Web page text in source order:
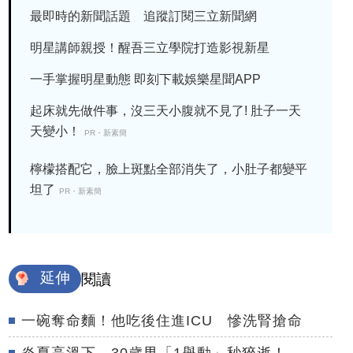
最即時的新聞話題 追蹤訂閱三立新聞網
明星講師親授！醒吾三立學院打造影視新星
一手掌握明星動態 即刻下載娛樂星聞APP
起床就先做件事，沒三天小腹就不見了! 肚子一天
天變小！
PR・新素簡
檸檬搭配它，臉上斑點全部消失了，小肚子都變平
坦了
PR・新素簡
延伸 閱讀
一碗奪命麵！他吃後住進ICU 慘洗腎搶命